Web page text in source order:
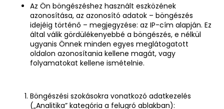
Az Ön böngészéshez használt eszközének
azonosítása, az azonosító adatok – böngészés
idejéig történő – megjegyzése: az IP-cím alapján. Ez
által válik gördülékenyebbé a böngészés, e nélkül
ugyanis Önnek minden egyes meglátogatott
oldalon azonosítania kellene magát, vagy
folyamatokat kellene ismételnie.
Böngészési szokásokra vonatkozó adatkezelés
(„Analitika” kategória a felugró ablakban):